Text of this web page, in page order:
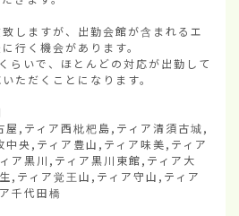
しますが、出勤会館が含まれるエ
行く機会があります。
らいで、ほとんどの対応が出勤して
ただくことになります。
屋,ティア西枇杷島,ティア清須古城,
中央,ティア豊山,ティア味美,ティア
ア黒川,ティア黒川東館,ティア大
,ティア覚王山,ティア守山,ティア
千代田橋